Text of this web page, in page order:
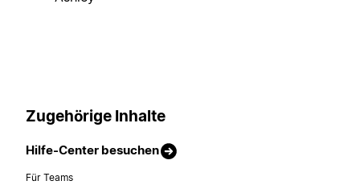
Zugehörige Inhalte
Hilfe-Center besuchen
Für Teams